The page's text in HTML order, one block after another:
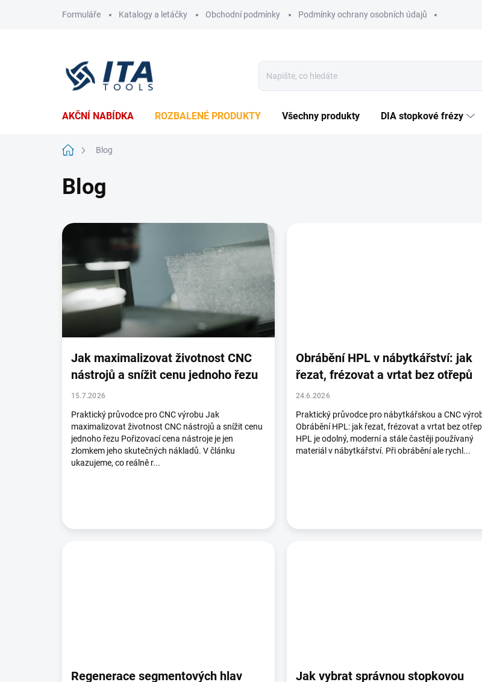
Formuláře Katalogy a letáčky Obchodní podmínky Podmínky ochrany osobních údajů
AKČNÍ NABÍDKA ROZBALENÉ PRODUKTY Všechny produkty DIA stopkové frézy
Domů Blog
Blog
V
ý
p
i
č
l
á
k
Jak maximalizovat životnost CNC
nástrojů a snížit cenu jednoho řezu
15.7.2026
Praktický průvodce pro CNC výrobu Jak
maximalizovat životnost CNC nástrojů a snížit cenu
jednoho řezu Pořizovací cena nástroje je jen
zlomkem jeho skutečných nákladů. V článku
ukazujeme, co reálně r...
Obrábění HPL v nábytkářství: jak
řezat, frézovat a vrtat bez otřepů
24.6.2026
Praktický průvodce pro nábytkářskou a CNC
Obrábění HPL: jak řezat, frézovat a vrtat bez
HPL je odolný, moderní a stále častěji používaný
materiál v nábytkářství. Při obrábění ale rychl...
Regenerace segmentových hlav
Jak vybrat správnou stopkovou